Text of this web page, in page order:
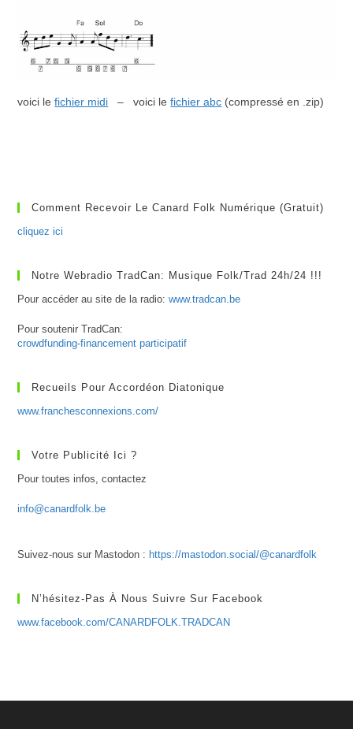
voici lefichier midi – voici lefichier abc (compressé en .zip)
Comment Recevoir Le Canard Folk Numérique (gratuit)
cliquez ici
Notre Webradio TradCan: Musique Folk/Trad 24h/24 !!!
Pour accéder au site de la radio:www.tradcan.be
Pour soutenir TradCan:
crowdfunding-financement participatif
Recueils Pour Accordéon Diatonique
www.franchesconnexions.com/
Votre Publicité Ici ?
Pour toutes infos, contactez
info@canardfolk.be
Suivez-nous sur Mastodon : https://mastodon.social/@canardfolk
N’hésitez-Pas À Nous Suivre Sur Facebook
www.facebook.com/CANARDFOLK.TRADCAN